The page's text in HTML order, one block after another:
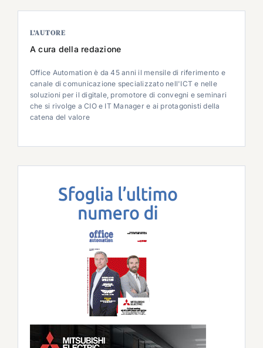
L’AUTORE
A cura della redazione
Office Automation è da 45 anni il mensile di riferimento e
canale di comunicazione specializzato nell'ICT e nelle
soluzioni per il digitale, promotore di convegni e seminari
che si rivolge a CIO e IT Manager e ai protagonisti della
catena del valore